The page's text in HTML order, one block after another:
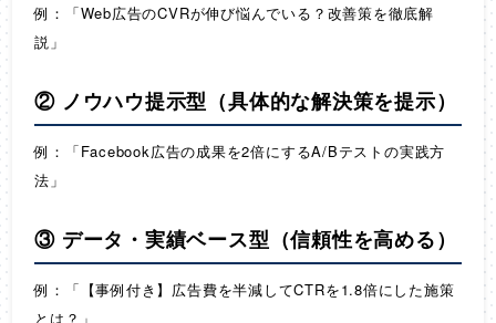
例：「Web広告のCVRが伸び悩んでいる？改善策を徹底解
説」
② ノウハウ提示型（具体的な解決策を提示）
例：「Facebook広告の成果を2倍にするA/Bテストの実践方
法」
③ データ・実績ベース型（信頼性を高める）
例：「【事例付き】広告費を半減してCTRを1.8倍にした施策
とは？」